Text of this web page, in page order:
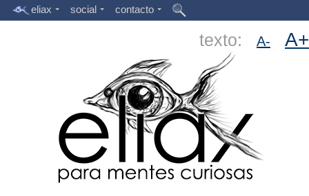
eliax social contacto
texto: A- A+